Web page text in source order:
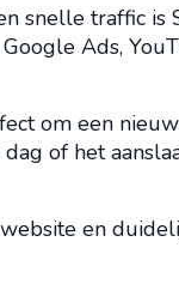
snelle traffic is
Ads,
om een
of het
en